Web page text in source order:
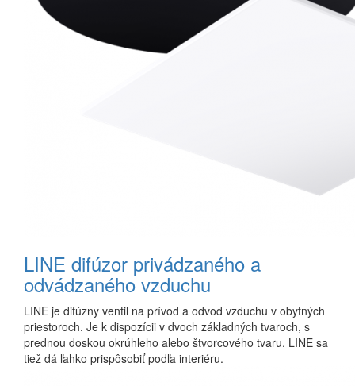
LINE difúzor privádzaného a
odvádzaného vzduchu
LINE je difúzny ventil na prívod a odvod vzduchu v obytných
priestoroch. Je k dispozícii v dvoch základných tvaroch, s
prednou doskou okrúhleho alebo štvorcového tvaru. LINE sa
tiež dá ľahko prispôsobiť podľa interiéru.